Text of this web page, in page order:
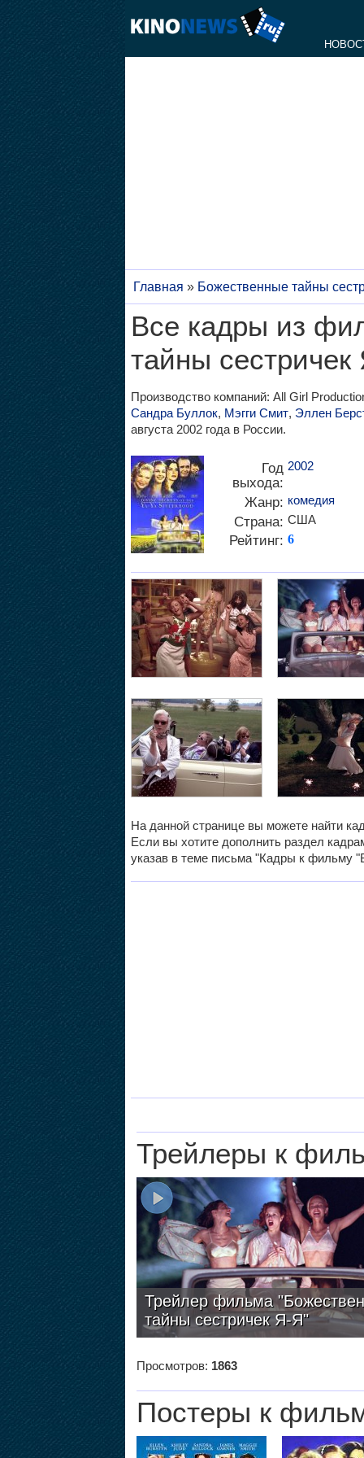
Главная » Божественные тайны
Все кадры из
тайны
Производство компаний: All Girl
Сандра Буллок, Мэгги Смит, Эллен
августа 2002 года в России.
Год
выхода:
2002
Жанр: комедия
Страна: США
Рейтинг: 6
На данной странице вы можете найти
Если вы хотите дополнить раздел
указав в теме письма "Кадры к фильму
Трейлеры к
Трейлер фильма
тайны сестричек Я-Я"
Просмотров: 1863
Постеры к